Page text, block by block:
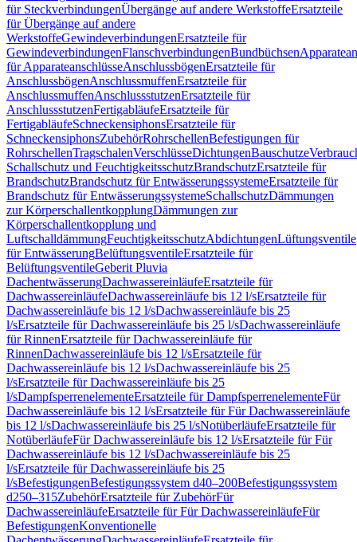
für SteckverbindungenÜbergänge auf andere WerkstoffeErsatzteile
für Übergänge auf andere
WerkstoffeGewindeverbindungenErsatzteile für
GewindeverbindungenFlanschverbindungenBundbüchsen
für ApparateanschlüsseAnschlussbögenErsatzteile für
AnschlussbögenAnschlussmuffenErsatzteile für
AnschlussmuffenAnschlussstutzenErsatzteile für
AnschlussstutzenFertigabläufeErsatzteile für
FertigabläufeSchneckensiphonsErsatzteile für
SchneckensiphonsZubehörRohrschellenBefestigungen für
RohrschellenTragschalenVerschlüsseDichtungenBauschutze
Schallschutz und FeuchtigkeitsschutzBrandschutzErsatzteile für
BrandschutzBrandschutz für EntwässerungssystemeErsatzteile für
Brandschutz für EntwässerungssystemeSchallschutzDämmungen
zur KörperschallentkopplungDämmungen zur
Körperschallentkopplung und
LuftschalldämmungFeuchtigkeitsschutzAbdichtungenLüftungsventile
für EntwässerungBelüftungsventileErsatzteile für
BelüftungsventileGeberit Pluvia
DachentwässerungDachwassereinläufeErsatzteile für
DachwassereinläufeDachwassereinläufe bis 12 l/sErsatzteile für
Dachwassereinläufe bis 12 l/sDachwassereinläufe bis 25
l/sErsatzteile für Dachwassereinläufe bis 25 l/sDachwassereinläufe
für RinnenErsatzteile für Dachwassereinläufe für
RinnenDachwassereinläufe bis 12 l/sErsatzteile für
Dachwassereinläufe bis 12 l/sDachwassereinläufe bis 25
l/sErsatzteile für Dachwassereinläufe bis 25
l/sDampfsperrenelementeErsatzteile für DampfsperrenelementeFür
Dachwassereinläufe bis 12 l/sErsatzteile für Für Dachwassereinläufe
bis 12 l/sDachwassereinläufe bis 25 l/sNotüberläufeErsatzteile für
NotüberläufeFür Dachwassereinläufe bis 12 l/sErsatzteile für Für
Dachwassereinläufe bis 12 l/sDachwassereinläufe bis 25
l/sErsatzteile für Dachwassereinläufe bis 25
l/sBefestigungenBefestigungssystem d40–200Befestigungssystem
d250–315ZubehörErsatzteile für ZubehörFür
DachwassereinläufeErsatzteile für Für DachwassereinläufeFür
BefestigungenKonventionelle